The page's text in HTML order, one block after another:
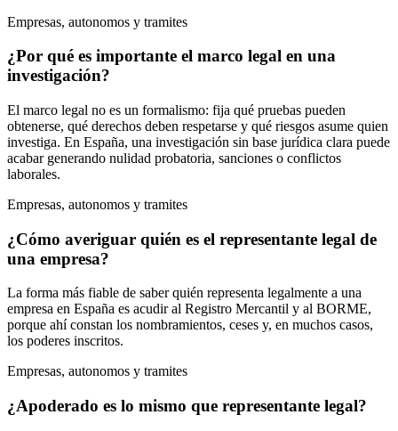
Empresas, autonomos y tramites
¿Por qué es importante el marco legal en una
investigación?
El marco legal no es un formalismo: fija qué pruebas pueden
obtenerse, qué derechos deben respetarse y qué riesgos asume quien
investiga. En España, una investigación sin base jurídica clara puede
acabar generando nulidad probatoria, sanciones o conflictos
laborales.
Empresas, autonomos y tramites
¿Cómo averiguar quién es el representante legal de
una empresa?
La forma más fiable de saber quién representa legalmente a una
empresa en España es acudir al Registro Mercantil y al BORME,
porque ahí constan los nombramientos, ceses y, en muchos casos,
los poderes inscritos.
Empresas, autonomos y tramites
¿Apoderado es lo mismo que representante legal?